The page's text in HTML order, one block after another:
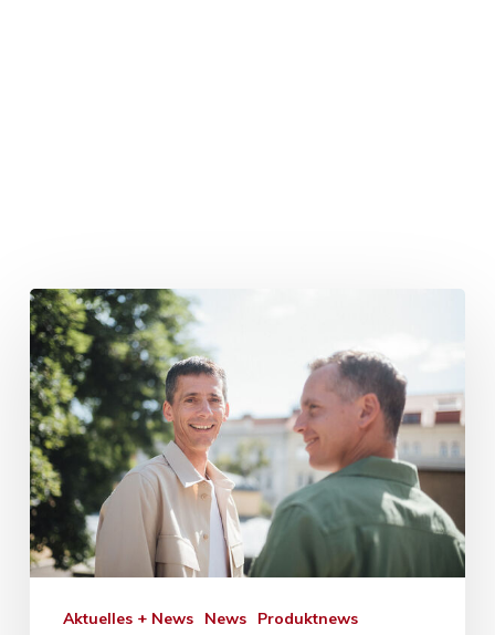
Aktuelles + News News Produktnews